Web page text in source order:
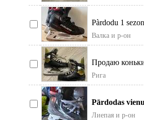
Pàrdodu 1
Валка и р-он
Продаю
в Ramava
Рига
Pārdodas
Лиепая и р-он